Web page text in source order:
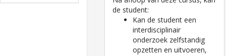
de student:
Kan de student een
interdisciplinair
onderzoek zelfstandig
opzetten en uitvoeren,